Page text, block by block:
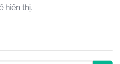
hiển thị.